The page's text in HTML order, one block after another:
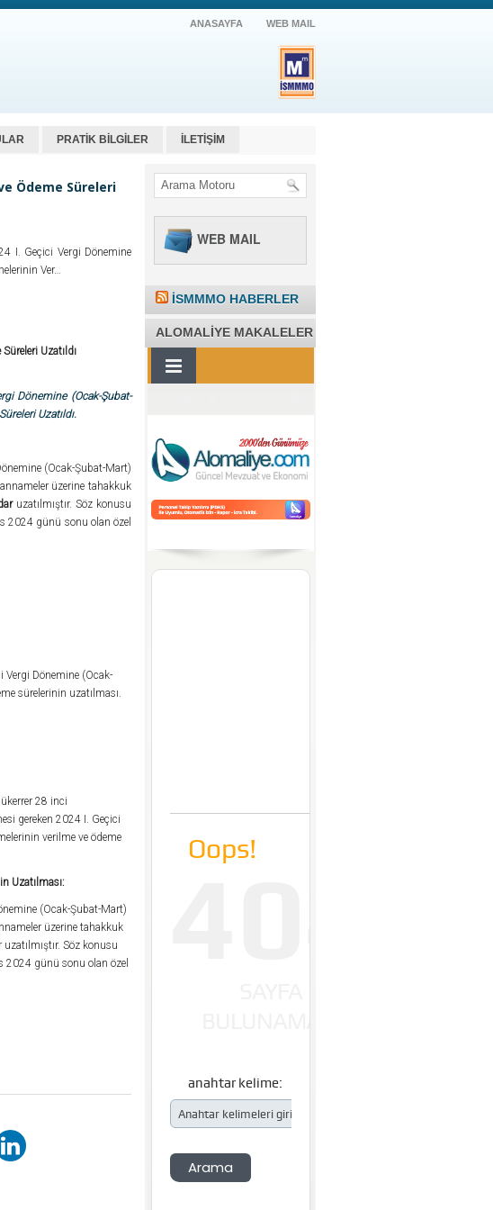
ANASAYFA WEB MAIL
PRATİK BİLGİLER İLETİŞİM
Ödeme Süreleri
I. Geçici Vergi Dönemine
Ver…
Uzatıldı
Dönemine (Ocak-Şubat-
Uzatıldı.
(Ocak-Şubat-Mart)
üzerine tahakkuk
uzatılmıştır. Söz konusu
2024 günü sonu olan özel
Dönemine (Ocak-
sürelerinin uzatılması.
28 inci
gereken 2024 I. Geçici
verilme ve ödeme
Uzatılması:
(Ocak-Şubat-Mart)
üzerine tahakkuk
Söz konusu
2024 günü sonu olan özel
WEB MAIL
İSMMMO HABERLER
ALOMALIYE MAKALELER